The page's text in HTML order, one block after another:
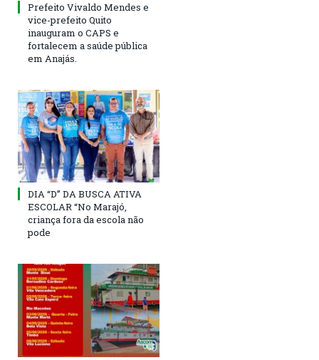
Prefeito Vivaldo Mendes e
vice-prefeito Quito
inauguram o CAPS e
fortalecem a saúde pública
em Anajás.
DIA “D” DA BUSCA ATIVA
ESCOLAR “No Marajó,
criança fora da escola não
pode